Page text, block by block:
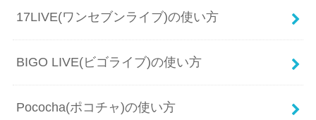
17LIVE(ワンセブンライブ)の使い方
BIGO LIVE(ビゴライブ)の使い方
Pococha(ポコチャ)の使い方